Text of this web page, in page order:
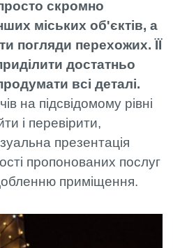
скромно
міських об'єктів, а
погляди перехожих. ЇЇ
достатньо
всі деталі.
на підсвідомому рівні
і перевірити,
презентація
пропонованих послуг
приміщення.